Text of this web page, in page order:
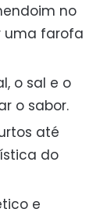
no
uma farofa
o sal e o
o sabor.
até
do
e